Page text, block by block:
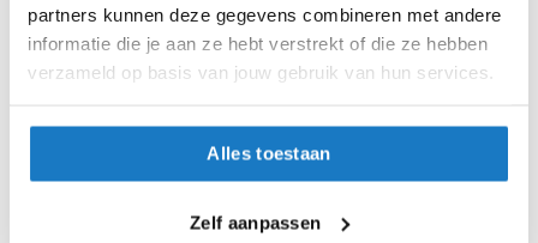
partners kunnen deze gegevens combineren met andere
informatie die je aan ze hebt verstrekt of die ze hebben
verzameld op basis van jouw gebruik van hun services.
Alles toestaan
Zelf aanpassen
m
e
n
F
p
Seintje ontvangen via e-mail? Kom je artikelen passen in
de winkel.
Alles naar tevredenheid? Betaal in de winkel.